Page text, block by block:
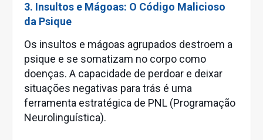
3. Insultos e Mágoas: O Código Malicioso
da Psique
Os insultos e mágoas agrupados destroem a
psique e se somatizam no corpo como
doenças. A capacidade de perdoar e deixar
situações negativas para trás é uma
ferramenta estratégica de PNL (Programação
Neurolinguística).